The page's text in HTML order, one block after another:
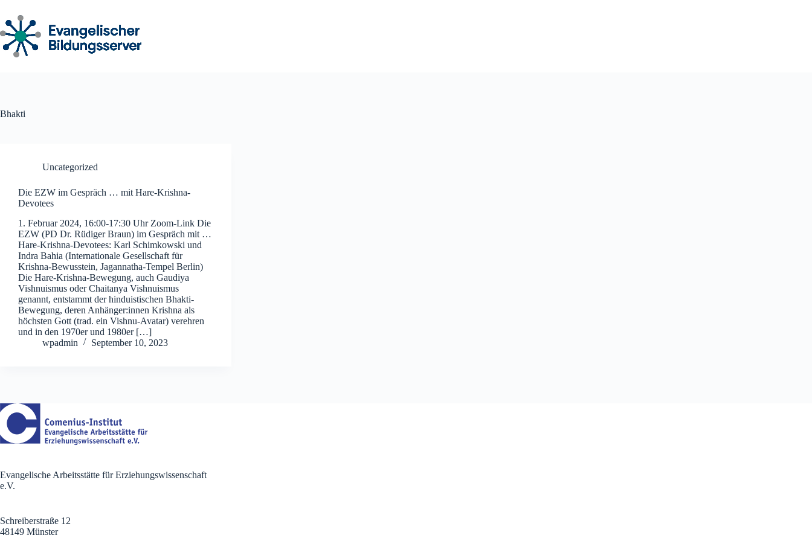
Inhalt
springen
Bhakti
Uncategorized
Die EZW im Gespräch … mit Hare-Krishna-
Devotees
1. Februar 2024, 16:00-17:30 Uhr Zoom-Link Die
EZW (PD Dr. Rüdiger Braun) im Gespräch mit …
Hare-Krishna-Devotees: Karl Schimkowski und
Indra Bahia (Internationale Gesellschaft für
Krishna-Bewusstein, Jagannatha-Tempel Berlin)
Die Hare-Krishna-Bewegung, auch Gaudiya
Vishnuismus oder Chaitanya Vishnuismus
genannt, entstammt der hinduistischen Bhakti-
Bewegung, deren Anhänger:innen Krishna als
höchsten Gott (trad. ein Vishnu-Avatar) verehren
und in den 1970er und 1980er […]
wpadmin
September 10, 2023
Evangelische Arbeitsstätte für Erziehungswissenschaft
e.V.
Schreiberstraße 12
48149 Münster